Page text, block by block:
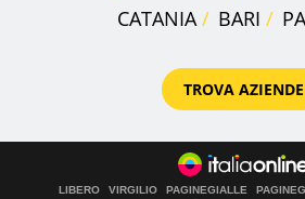
CATANIA
BARI
TROVA AZIENDE
LIBERO VIRGILIO PAGINEGIALLE